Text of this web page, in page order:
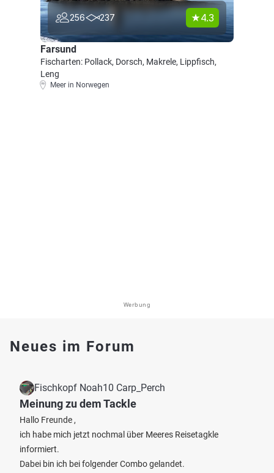
256 237 4.3
Farsund
Fischarten: Pollack, Dorsch, Makrele, Lippfisch,
Leng
Meer in Norwegen
Werbung
Neues im Forum
Fischkopf Noah10 Carp_Perch
Meinung zu dem Tackle
Hallo Freunde ,
ich habe mich jetzt nochmal über Meeres Reisetagkle
informiert.
Dabei bin ich bei folgender Combo gelandet.